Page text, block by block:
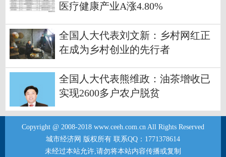
医疗健康产业A涨4.80%
全国人大代表刘文新：乡村网红正
在成为乡村创业的先行者
全国人大代表熊维政：油茶增收已
实现2600多户农户脱贫
Copyright @ 2008-2018 www.ceeh.com.cn All Rights Reserved
城市经济网 版权所有 联系QQ：1771378614
未经过本站允许,请勿将本站内容传播或复制